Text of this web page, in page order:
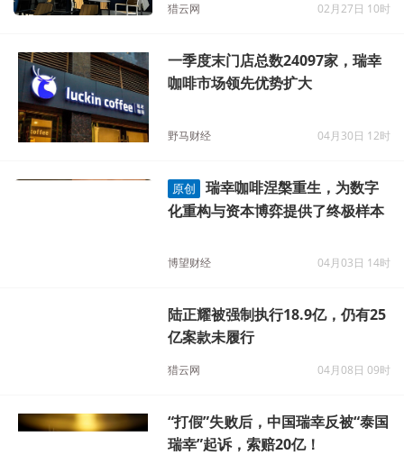
猎云网 02月27日 10时
一季度末门店总数24097家，瑞幸
咖啡市场领先优势扩大
野马财经 04月30日 12时
原创
瑞幸咖啡涅槃重生，为数字
化重构与资本博弈提供了终极样本
博望财经 04月03日 14时
陆正耀被强制执行18.9亿，仍有25
亿案款未履行
猎云网 04月08日 09时
“打假”失败后，中国瑞幸反被“泰国
瑞幸”起诉，索赔20亿！